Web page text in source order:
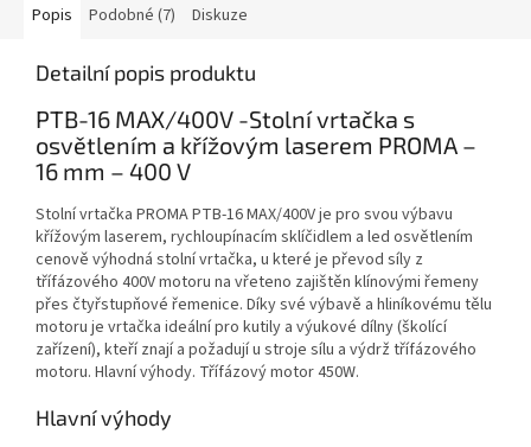
Popis Podobné (7) Diskuze
Detailní popis produktu
PTB-16 MAX/400V -Stolní vrtačka s
osvětlením a křížovým laserem PROMA –
16 mm – 400 V
Stolní vrtačka PROMA PTB-16 MAX/400V je pro svou výbavu
křížovým laserem, rychloupínacím sklíčidlem a led osvětlením
cenově výhodná stolní vrtačka, u které je převod síly z
třífázového 400V motoru na vřeteno zajištěn klínovými řemeny
přes čtyřstupňové řemenice. Díky své výbavě a hliníkovému tělu
motoru je vrtačka ideální pro kutily a výukové dílny (školící
zařízení), kteří znají a požadují u stroje sílu a výdrž třífázového
motoru. Hlavní výhody. Třífázový motor 450W.
Hlavní výhody